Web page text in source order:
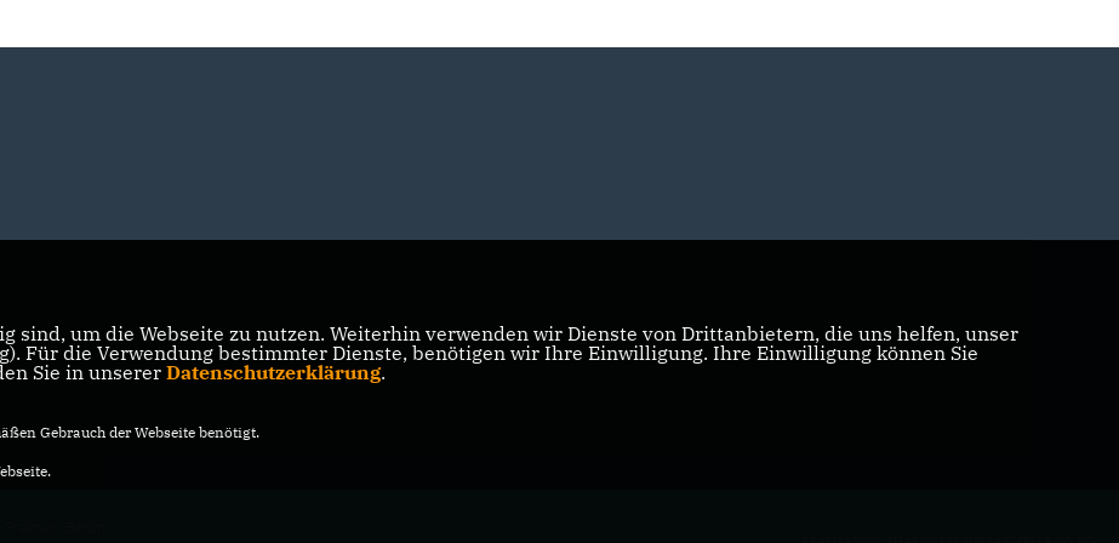
sind, um die Webseite zu nutzen. Weiterhin verwenden wir Dienste von Drittanbietern, die uns helfen, unser
Für die Verwendung bestimmter Dienste, benötigen wir Ihre Einwilligung. Ihre Einwilligung können Sie
Sie in unserer Datenschutzerklärung.
Gebrauch der Webseite benötigt.